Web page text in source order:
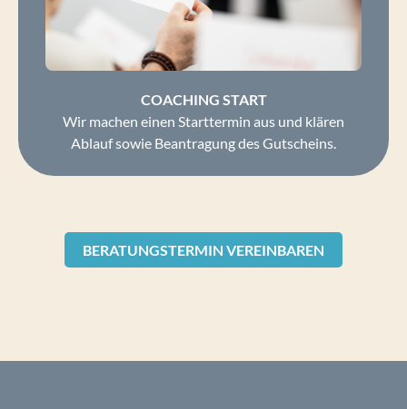
COACHING START
Wir machen einen Starttermin aus und klären
Ablauf sowie Beantragung des Gutscheins.
BERATUNGSTERMIN VEREINBAREN